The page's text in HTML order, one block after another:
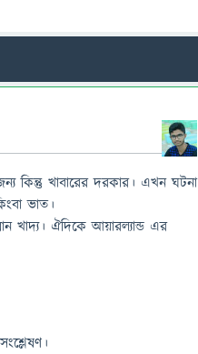
কিন্তু খাবারের দরকার। এখন ঘটনা
ভাত।
ঐদিকে আয়ারল্যান্ড এর